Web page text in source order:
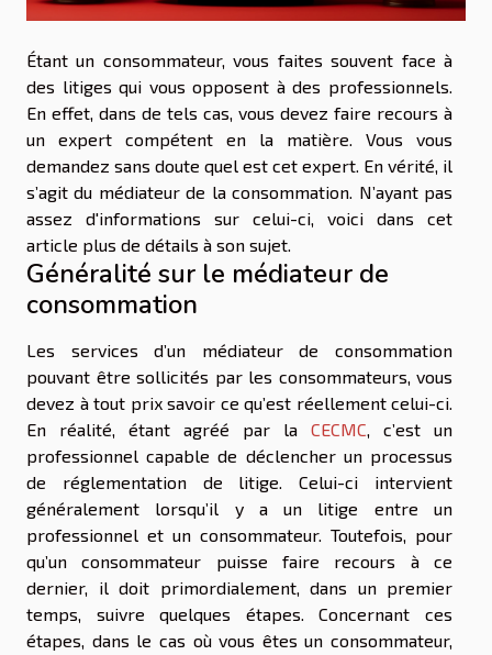
Étant un consommateur, vous faites souvent face à
des litiges qui vous opposent à des professionnels.
En effet, dans de tels cas, vous devez faire recours à
un expert compétent en la matière. Vous vous
demandez sans doute quel est cet expert. En vérité, il
s’agit du médiateur de la consommation. N’ayant pas
assez d'informations sur celui-ci, voici dans cet
article plus de détails à son sujet.
Généralité sur le médiateur de
consommation
Les services d’un médiateur de consommation
pouvant être sollicités par les consommateurs, vous
devez à tout prix savoir ce qu’est réellement celui-ci.
En réalité, étant agréé par la CECMC, c’est un
professionnel capable de déclencher un processus
de réglementation de litige. Celui-ci intervient
généralement lorsqu’il y a un litige entre un
professionnel et un consommateur. Toutefois, pour
qu’un consommateur puisse faire recours à ce
dernier, il doit primordialement, dans un premier
temps, suivre quelques étapes. Concernant ces
étapes, dans le cas où vous êtes un consommateur,